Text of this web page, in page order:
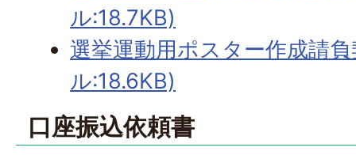
ル:18.7KB)
選挙運動用ポスター作成請
ル:18.6KB)
口座振込依頼書